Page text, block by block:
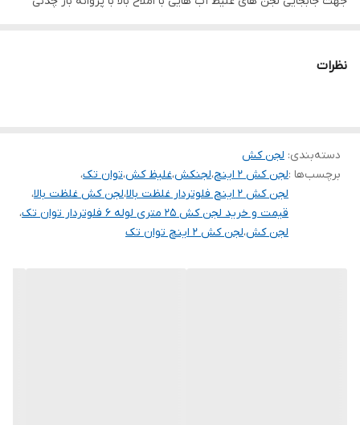
قدرت (اسب بخار) 3/4
جنس پروانه
کشور سازنده ایران
نظرات
دسته‌بندی: لجن کش
برچسب‌ها :لجن کش 2 اینچ ،لجنکش،غلیظ کش،توان تک،
لجن کش 2 اینچ فلوتردار غلظت بالا
،لجن کش غلظت بالا،
قیمت و خرید لجن کش 25 متری لوله 6 فلوتردار توان تک
،
لجن کش،لجن کش 2 اینچ توان تک